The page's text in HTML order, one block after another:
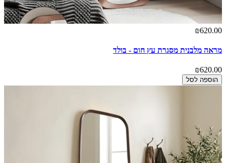
₪620.00
מראה מלבנית מסגרת עץ חום - בולד
₪620.00
הוספה לסל